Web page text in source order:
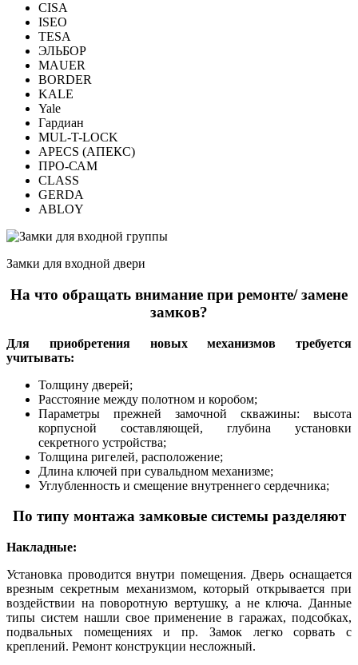
CISA
ISEO
TESA
ЭЛЬБОР
MAUER
BORDER
KALE
Yale
Гардиан
MUL-T-LOCK
APECS (АПЕКС)
ПРО-САМ
CLASS
GERDA
ABLOY
Замки для входной двери
На что обращать внимание при ремонте/ замене
замков?
Для приобретения новых механизмов требуется
учитывать:
Толщину дверей;
Расстояние между полотном и коробом;
Параметры прежней замочной скважины: высота
корпусной составляющей, глубина установки
секретного устройства;
Толщина ригелей, расположение;
Длина ключей при сувальдном механизме;
Углубленность и смещение внутреннего сердечника;
По типу монтажа замковые системы разделяют
Накладные:
Установка проводится внутри помещения. Дверь оснащается
врезным секретным механизмом, который открывается при
воздействии на поворотную вертушку, а не ключа. Данные
типы систем нашли свое применение в гаражах, подсобках,
подвальных помещениях и пр. Замок легко сорвать с
креплений. Ремонт конструкции несложный.